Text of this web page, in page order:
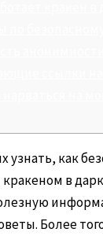
как
в
Более